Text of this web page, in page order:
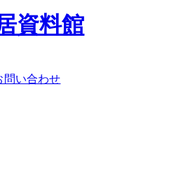
資料館
問い合わせ